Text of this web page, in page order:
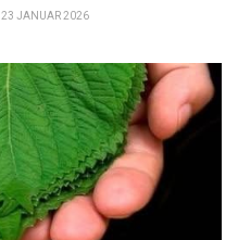
23 JANUAR 2026